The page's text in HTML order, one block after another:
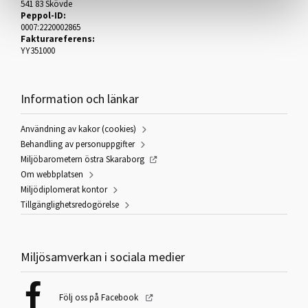
541 83 Skövde
Peppol-ID:
0007:2220002865
Fakturareferens:
YY351000
Information och länkar
Användning av kakor (cookies)
Behandling av personuppgifter
Miljöbarometern östra Skaraborg
Om webbplatsen
Miljödiplomerat kontor
Tillgänglighetsredogörelse
Miljösamverkan i sociala medier
Följ oss på Facebook